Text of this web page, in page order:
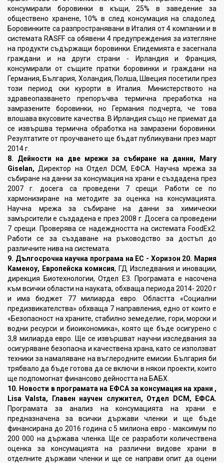
консумирали боровинки в къщи, 25% в заведение за
обществено хранене, 10% в след консумация на сладолед.
Боровинките са разпространявани в Италия от 4 компании и в
системата RASFF са обявени 4 предупреждения за изтегляне
на продукти съдържащи боровинки. Епидемията е засегнала
граждани и на други страни - Ирландия и Франция,
консумирали от същите пратки боровинки и граждани на
Германия, България, Холандия, Полша, Швеция посетили през
този период ски курорти в Италия. Министерството на
здравеопазването препоръчва термична преработка на
замразените боровинки, но Германия подчерта, че това
влошава вкусовите качества. В Ирландия също не приемат да
се извършва термична обработка на замразени боровинки.
Резултатите от проучването ще бъдат публикувани през март
2014 г.
8. Дейности на две мрежи за събиране на данни, Mary
Giselan, Директор на Отдел DCM, ЕФСА. Научна мрежа за
събиране на данни за консумация на храни е създадена през
2007 г. досега са проведени 7 срещи. Работи се по
хармонизиране на методите за оценка на консумацията.
Научна мрежа за събиране на данни за химически
замърсители е създадена е през 2008 г. Досега са проведени
7 срещи. Проверява се надеждността на системата FoodEx2.
Работи се за създаване на ръководство за достъп до
различните нива на системата.
9. Дългосрочна научна програма на ЕС - Хоризон 20. Мария
Каменоу, Европейска комисия, ГД Изследвания и иновации,
дирекция Биотехнологии, Отдел E3. Програмата е насочена
към всички области на науката, обхваща периода 2014- 2020 г
и има бюджет 77 милиарда евро. Областта «Социални
предизвикателства» обхваща 7 направления, едно от които е
«Безопасност на храните, стабилно земеделие, гори, морски и
водни ресурси и биоикономика», която ще бъде осигурено с
3,8 милиарда евро. Ще се извършват научни изследвания за
осигуряване безопасна и качествена храна, като се използват
техники за намаляване на въглеродните емисии. България би
трябвало да бъде готова да се включи в някои проекти, които
ще подпомогнат финансово дейността на БАБХ.
10. Новости в програмата на ЕФСА за консумация на храни ,
Lisa Valsta,
Главен научен служител, Отдел DCM, ЕФСА.
Програмата за анализ на консумацията на храни е
предназначена за всички държави членки и ще бъде
финансирана до 2016 година с 5 милиона евро - максимум по
200 000 на държава членка. Ще се разработи количествена
оценка за консумацията на различни видове храни в
отделните държави членки и ще се направи опит да оцени